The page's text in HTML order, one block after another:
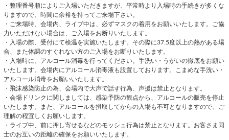
・整理番号順によりご入場いただきますが、平常時より入場時の手続きが多くな
りますので、時間に余裕を持ってご来場下さい。
・ご来場時、会場内、ライブ中は、必ずマスクの着用をお願いいたします。ご協
力いただけない場合は、ご入場をお断りいたします。
・入場の際、受付にて検温を実施いたします。その際に37.5度以上の熱がある場
合、また体調のすぐれない方のご入場をお断りいたします。
・入場時に、アルコール消毒を行ってください。手洗い・うがいの徹底をお願い
いたします。会場内にアルコール消毒液も設置しております。こまめな手洗い・
アルコール消毒をお願いいたします。
・飛沫感染防止の為、会場内で大声で話す行為、声援は禁止となります。
・会場ドリンクに関しましては、感染予防の観点から、アルコールの販売を停止
いたします。また、アルコールを摂取してからの入場も不可となりますので、ご
理解の程宜しくお願いします。
・ライブ中、前に押し寄せるなどのモッシュ行為は禁止となります。お客さま同
士のお互いの距離の確保をお願いいたします。